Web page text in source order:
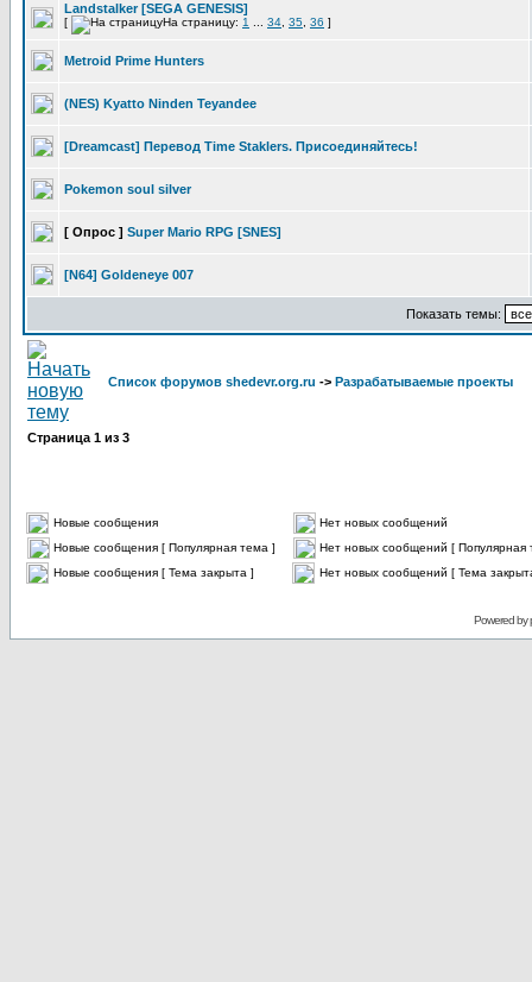
Landstalker [SEGA GENESIS]
[ На страницу: 1 34 35 36 ]
Metroid Prime Hunters
(NES) Kyatto Ninden Teyandee
[Dreamcast] Перевод Time Staklers. Присоединяйтесь!
Pokemon soul silver
[ Опрос ] Super Mario RPG [SNES]
[N64] Goldeneye 007
Показать темы:
Список форумов shedevr.org.ru -> Разрабатываемые проекты
Страница 1 из 3
Новые сообщения
Нет новых сообщений
Новые сообщения [ Популярная тема ]
Нет новых сообщений [ Популярная
Новые сообщения [ Тема закрыта ]
Нет новых сообщений [ Тема
Powered by